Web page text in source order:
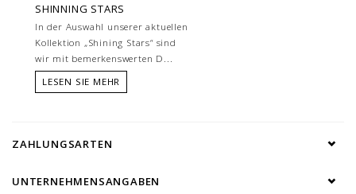
SHINNING STARS
In der Auswahl unserer aktuellen
Kollektion „Shining Stars“ sind
wir mit bemerkenswerten D...
LESEN SIE MEHR
ZAHLUNGSARTEN
UNTERNEHMENSANGABEN